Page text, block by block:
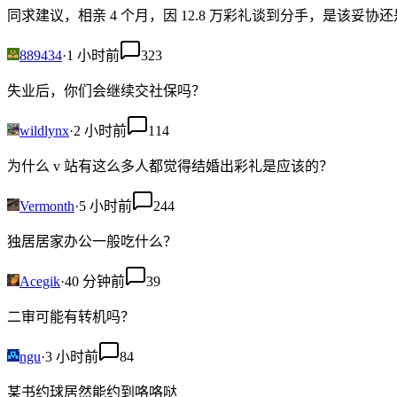
同求建议，相亲 4 个月，因 12.8 万彩礼谈到分手，是该妥协还
889434·1 小时前 323
失业后，你们会继续交社保吗？
wildlynx·2 小时前 114
为什么 v 站有这么多人都觉得结婚出彩礼是应该的？
Vermonth·5 小时前 244
独居居家办公一般吃什么？
Acegik·40 分钟前 39
二审可能有转机吗？
ngu·3 小时前 84
某书约球居然能约到咯咯哒